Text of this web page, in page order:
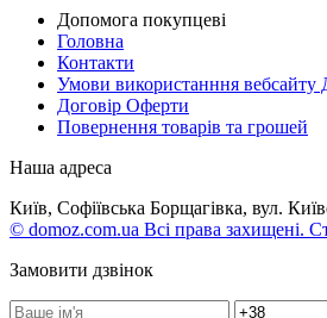
Допомога покупцеві
Головна
Контакти
Умови використанння вебсайту
Договір Оферти
Повернення товарів та грошей
Наша адреса
Київ, Софіївська Борщагівка, вул.
© domoz.com.ua Всі права захищені.
Замовити дзвінок